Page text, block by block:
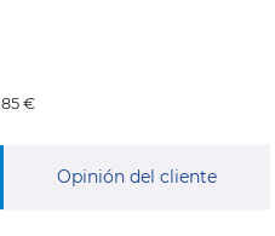
€
Opinión del cliente